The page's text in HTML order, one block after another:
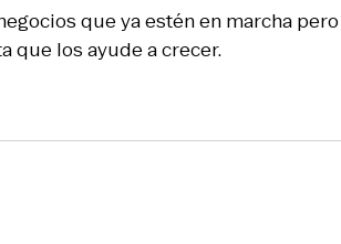
que ya estén en marcha
que los ayude a crecer.